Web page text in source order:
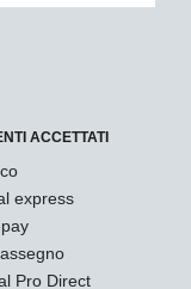
ACCETTATI
express
Pro Direct